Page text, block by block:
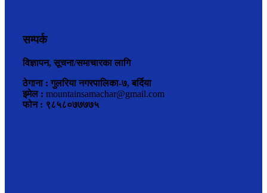
सम्पर्क
विज्ञापन, सूचना/समाचारका लागि
ठेगाना : गुलरिया नगरपालिका-७, बर्दिया
इमेल : mountainsamachar@gmail.com
फोन : ९८५८०७७७७५